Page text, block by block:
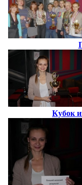
Кубок